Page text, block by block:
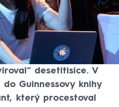
a showman.
toho, co hází dorty
tak – během svých
desetitisíce. V
Guinnessovy knihy
který procestoval